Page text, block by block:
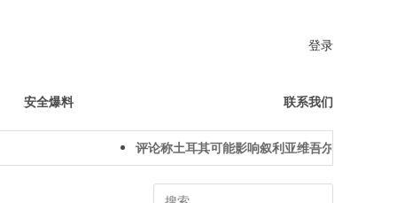
登录
安全爆料 联系我们
评论称土耳其可能影响叙利亚维吾尔人下一代身份
Search